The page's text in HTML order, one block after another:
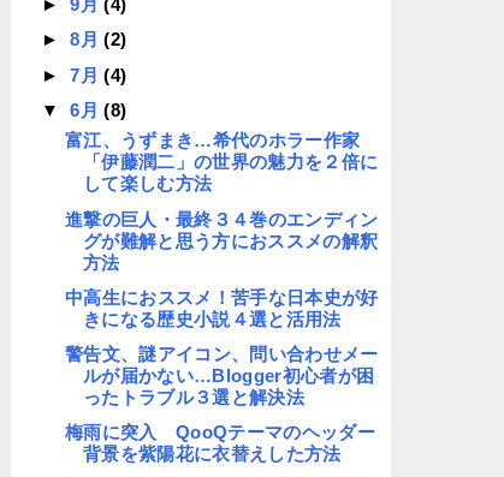
►9月(4)
►8月(2)
►7月(4)
▼6月(8)
富江、うずまき…希代のホラー作家
「伊藤潤二」の世界の魅力を２倍に
して楽しむ方法
進撃の巨人・最終３４巻のエンディン
グが難解と思う方におススメの解釈
方法
中高生におススメ！苦手な日本史が好
きになる歴史小説４選と活用法
警告文、謎アイコン、問い合わせメー
ルが届かない…Blogger初心者が困
ったトラブル３選と解決法
梅雨に突入 QooQテーマのヘッダー
背景を紫陽花に衣替えした方法